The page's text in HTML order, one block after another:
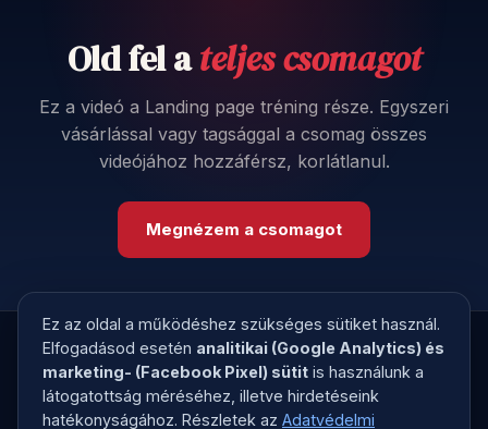
Old fel ateljes csomagot
Ez a videó a Landing page tréning része. Egyszeri
vásárlással vagy tagsággal a csomag összes
videójához hozzáférsz, korlátlanul.
Megnézem a csomagot
© 2026 Kreatív Kontroll · Megírjuk a
Ez az oldal a működéshez szükséges sütiket használ.
Elfogadásod esetén analitikai (Google Analytics) és
marketing- (Facebook Pixel) sütit is használunk a
látogatottság méréséhez, illetve hirdetéseink
hatékonyságához. Részletek az Adatvédelmi